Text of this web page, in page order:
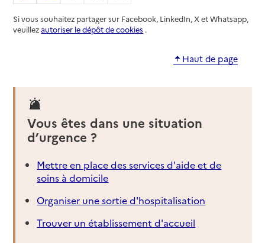
Si vous souhaitez partager sur Facebook, LinkedIn, X et Whatsapp,
veuillezautoriser le dépôt de cookies .
Haut de page
Vous êtes dans une situation
d’urgence ?
Mettre en place des services d'aide et de
soins à domicile
Organiser une sortie d'hospitalisation
Trouver un établissement d'accueil